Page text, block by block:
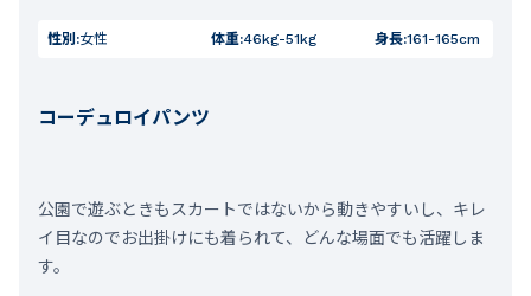
性別:女性 体重:46kg-51kg 身長:161-165cm
コーデュロイパンツ
公園で遊ぶときもスカートではないから動きやすいし、キレ
イ目なのでお出掛けにも着られて、どんな場面でも活躍しま
す。